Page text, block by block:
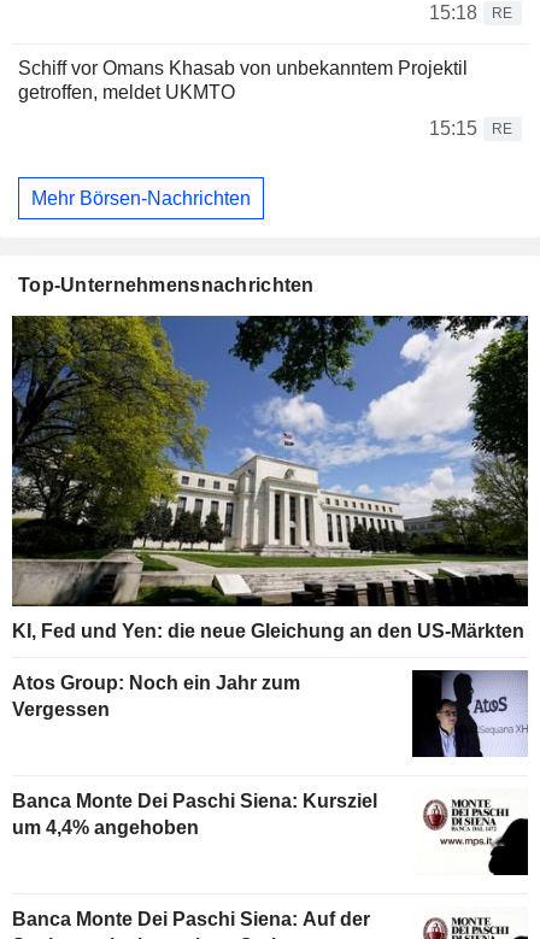
15:18
RE
Schiff vor Omans Khasab von unbekanntem Projektil
getroffen, meldet UKMTO
15:15
RE
Mehr Börsen-Nachrichten
Top-Unternehmensnachrichten
KI, Fed und Yen: die neue Gleichung an den US-Märkten
Atos Group: Noch ein Jahr zum
Vergessen
Banca Monte Dei Paschi Siena: Kursziel
um 4,4% angehoben
Banca Monte Dei Paschi Siena: Auf der